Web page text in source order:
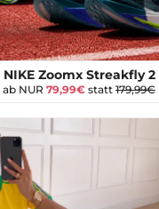
NIKE Zoomx Streakfly 2
ab NUR 79,99€ statt 179,99€